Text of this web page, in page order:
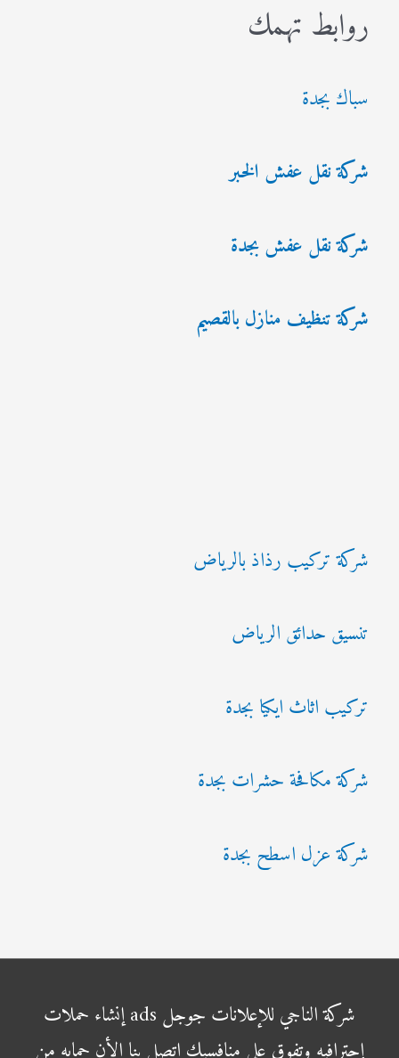
روابط تهمك
سباك بجدة
شركة نقل عفش الخبر
شركة نقل عفش بجدة
شركة تنظيف منازل بالقصيم
شركة تركيب رذاذ بالرياض
تنسيق حدائق الرياض
تركيب اثاث ايكيا بجدة
شركة مكافحة حشرات بجدة
شركة عزل اسطح بجدة
شركة الناجي للإعلانات جوجل ads إنشاء حملات